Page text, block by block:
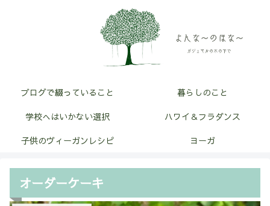
ブログで綴っていること
暮らしのこと
学校へはいかない選択
ハワイ＆フラダンス
子供のヴィーガンレシピ
ヨーガ
オーダーケーキ